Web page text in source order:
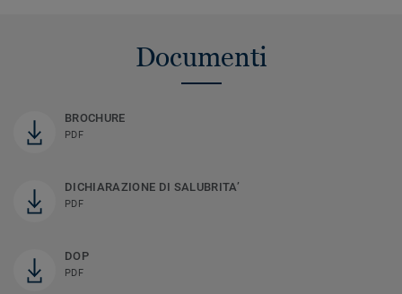
Documenti
BROCHURE
PDF
DICHIARAZIONE DI SALUBRITA’
PDF
DOP
PDF